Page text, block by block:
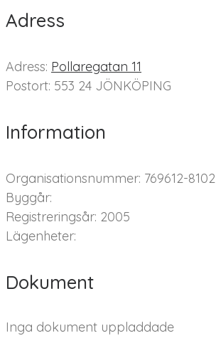
Adress
Adress: Pollaregatan 11
Postort: 553 24 JÖNKÖPING
Information
Organisationsnummer: 769612-8102
Byggår:
Registreringsår: 2005
Lägenheter:
Dokument
Inga dokument uppladdade